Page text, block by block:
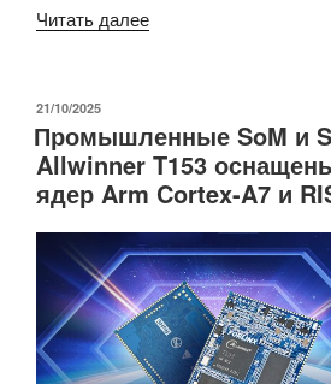
Читать далее«Процессоры
2005
Series
Zen
с
числом
ядер
до
16
ОПУБЛИКОВАНО
21/10/2025
Промышленные SoM и
Allwinner T153
ядер Arm Cortex-A7 и